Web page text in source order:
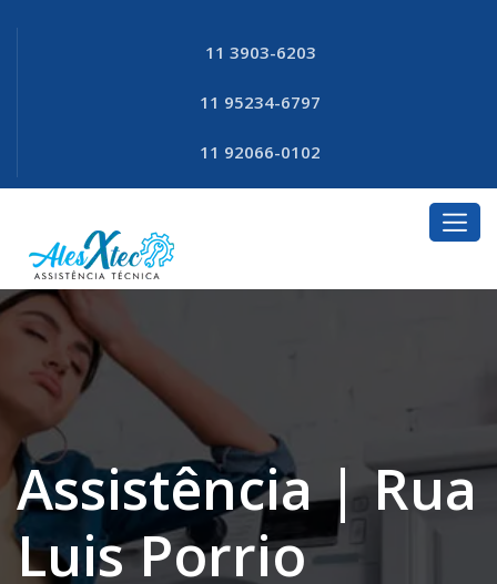
11 3903-6203
11 95234-6797
11 92066-0102
Assistência | Rua
Luis Porrio